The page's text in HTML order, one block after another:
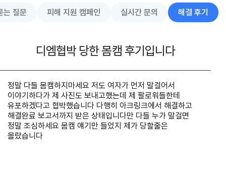
는 질문 피해 지원 캠페인 실시간 문의 해결 후기
디엠협박 당한 몸캠 후기입니다
정말 다들 몸캠하지마세요 저도 여자가 먼저 말걸어서
이야기하다가 제 사진도 보내고했는데 제 팔로워들한테
유포하겠다고 협박했습니다 다행히 아크링크에서 해결하고
해결완료 보고서까지 받은 상태입니다만 다들 누가 말걸면
정말 조심하세요 몸캠 얘기만 들었지 제가 당할줄은
몰랐습니다